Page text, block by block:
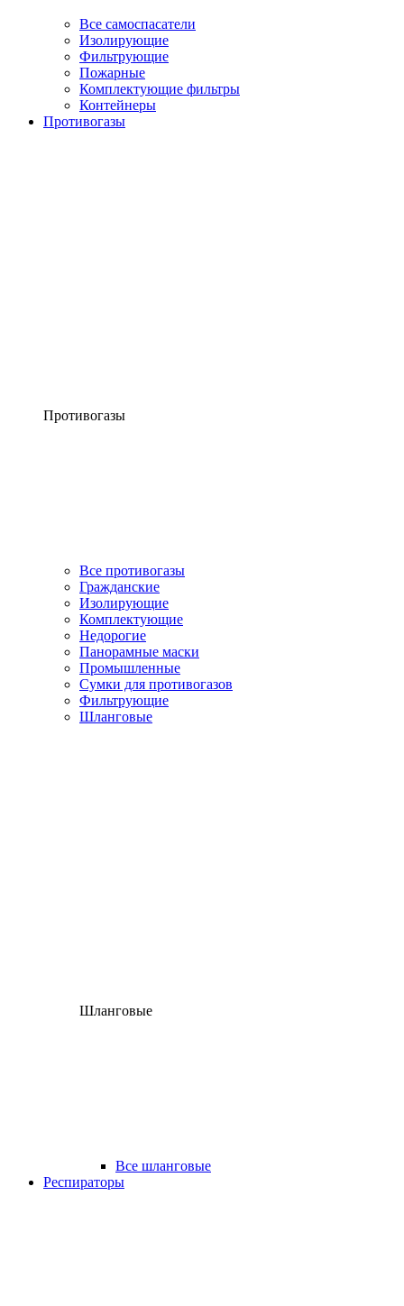
Все самоспасатели
Изолирующие
Фильтрующие
Пожарные
Комплектующие фильтры
Контейнеры
Противогазы
Противогазы
Все противогазы
Гражданские
Изолирующие
Комплектующие
Недорогие
Панорамные маски
Промышленные
Сумки для противогазов
Фильтрующие
Шланговые
Шланговые
Все шланговые
Респираторы